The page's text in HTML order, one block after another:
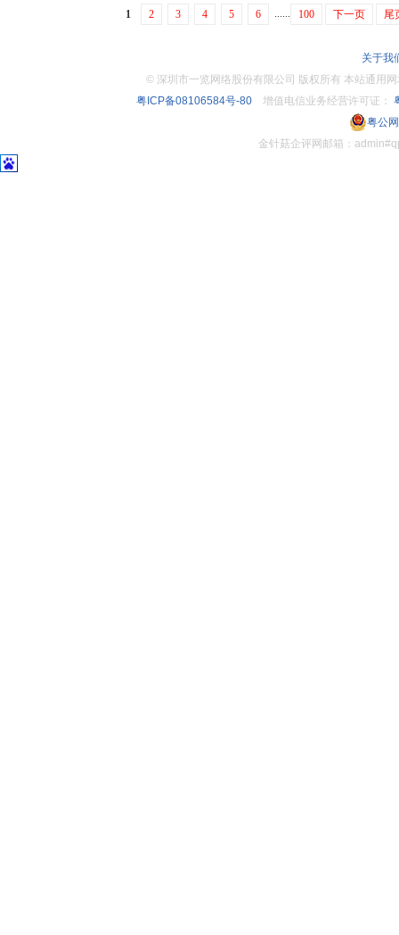
1 2 3 4 5 6 100 下一页 尾
关于我
© 深圳市一览网络股份有限公司 版权所有 本站通
粤ICP备08106584号-80增值电信业务经营许可证：
粤公
金针菇企评网邮箱：